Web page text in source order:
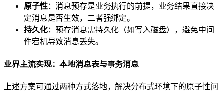
原子性：消息预存是业务执行的前提，业务结果直接决
定消息是否生效，二者强绑定。
持久化：预存消息需持久化（如写入磁盘），避免中间
件宕机导致消息丢失。
业界主流实现：本地消息表与事务消息
上述方案可通过两种方式落地，解决分布式环境下的原子性问